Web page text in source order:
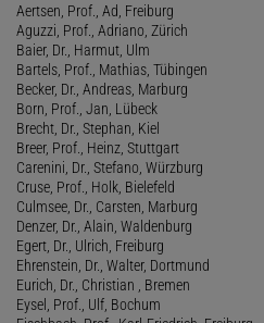
Aertsen, Prof., Ad, Freiburg
Aguzzi, Prof., Adriano, Zürich
Baier, Dr., Harmut, Ulm
Bartels, Prof., Mathias, Tübingen
Becker, Dr., Andreas, Marburg
Born, Prof., Jan, Lübeck
Brecht, Dr., Stephan, Kiel
Breer, Prof., Heinz, Stuttgart
Carenini, Dr., Stefano, Würzburg
Cruse, Prof., Holk, Bielefeld
Culmsee, Dr., Carsten, Marburg
Denzer, Dr., Alain, Waldenburg
Egert, Dr., Ulrich, Freiburg
Ehrenstein, Dr., Walter, Dortmund
Eurich, Dr., Christian , Bremen
Eysel, Prof., Ulf, Bochum